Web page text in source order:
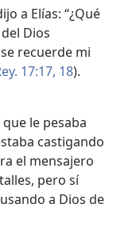
a Elías: “¿Qué
Dios
recuerde mi
17:17, 18).
le pesaba
castigando
el mensajero
pero sí
a Dios de